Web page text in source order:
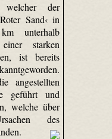
der
Sand‹ in
unterhalb
starken
ist bereits
angestellten
geführt und
welche über
des